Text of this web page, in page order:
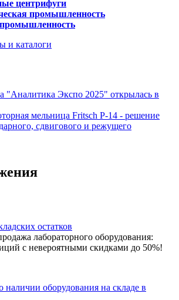
центрифуги
промышленность
и каталоги
"Аналитика Экспо 2025" открылась в
мельница Fritsch P-14 - решение
сдвигового и режущего
остатков
лабораторного оборудования:
с невероятными скидками до 50%!
оборудования на складе в